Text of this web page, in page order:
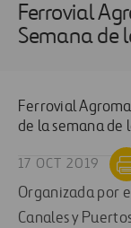
Ferrovial
Semana de
Ferrovial
de la semana de
17 OCT 2019
Organizada por
Canales y